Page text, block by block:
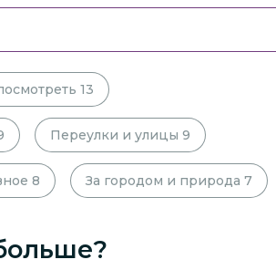
13
Переулки и улицы 9
8 За городом и природа 7